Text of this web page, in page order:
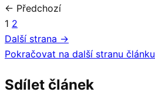
← Předchozí
1 2
Další strana →
Pokračovat na další stranu článku
Sdílet článek